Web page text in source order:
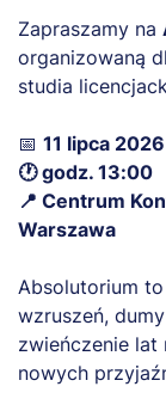
Zapraszamy na
organizowaną
studia
📅 11 lipca
🕐 godz. 13:00
📍 Centrum
Warszawa
Absolutorium
wzruszeń,
zwieńczenie lat
nowych